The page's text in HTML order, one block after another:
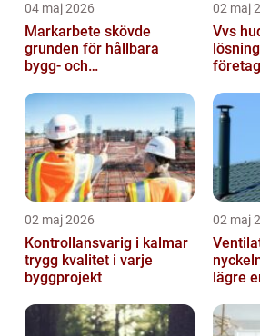
04 maj 2026
Markarbete skövde
grunden för hållbara
bygg- och
02 maj
Vvs
företag
02 maj 2026
Kontrollansvarig i kalmar
trygg kvalitet i varje
byggprojekt
02 maj
lägre